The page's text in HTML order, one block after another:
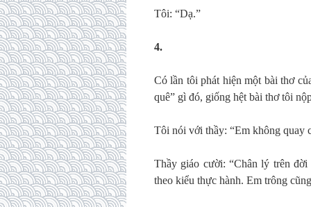
Tôi: “Dạ.”
4.
Có lần tôi phát hiện một bài thơ
quê” gì đó, giống hệt bài thơ tôi
Tôi nói với thầy: “Em không quay
Thầy giáo cười: “Chân lý trên
theo kiểu thực hành. Em trông